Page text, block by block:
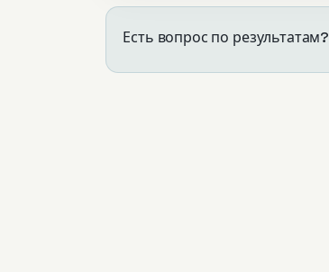
Есть вопрос по результатам?